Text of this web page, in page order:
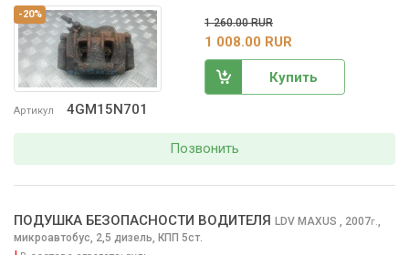
-20%
Артикул 4GM15N701
1 260.00 RUR
1 008.00 RUR
Купить
Позвонить
ПОДУШКА БЕЗОПАСНОСТИ ВОДИТЕЛЯ LDV MAXUS , 2007г.,
микроавтобус, 2,5 дизель, КПП 5ст.